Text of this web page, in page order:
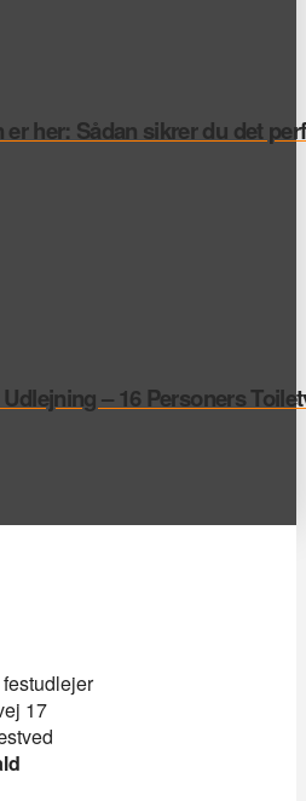
her: Sådan sikrer du det
– 16 Personers
17